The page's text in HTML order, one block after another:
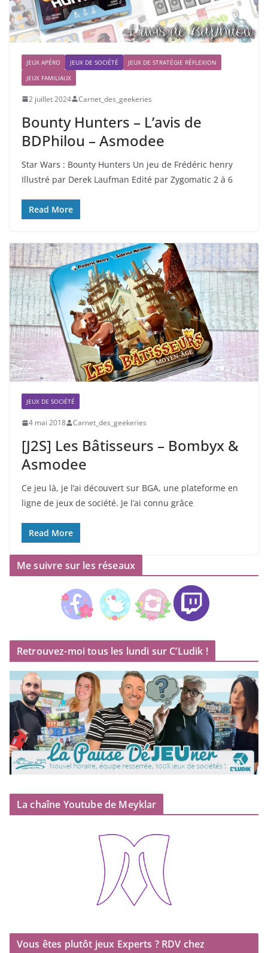
JEUX APÉRO JEUX DE SOCIÉTÉ
JEUX DE STRATÉGIE RÉFLEXION
JEUX FAMILIAUX
2 juillet 2024 Carnet_des_geekeries
Bounty Hunters – L’avis de
BDPhilou – Asmodee
Star Wars : Bounty Hunters Un jeu de Frédéric henry
Illustré par Derek Laufman Edité par Zygomatic 2 à 6
Read More
JEUX DE SOCIÉTÉ
4 mai 2018 Carnet_des_geekeries
[J2S] Les Bâtisseurs – Bombyx &
Asmodee
Ce jeu là, je l’ai découvert sur BGA, une plateforme en
ligne de jeux de société. Je l’ai connu grâce
Read More
Me suivre sur les réseaux
Retrouvez-moi tous les lundi sur C’Ludik !
La chaîne Youtube de Meyklar
Vous êtes plutôt jeux Experts ? RDV chez